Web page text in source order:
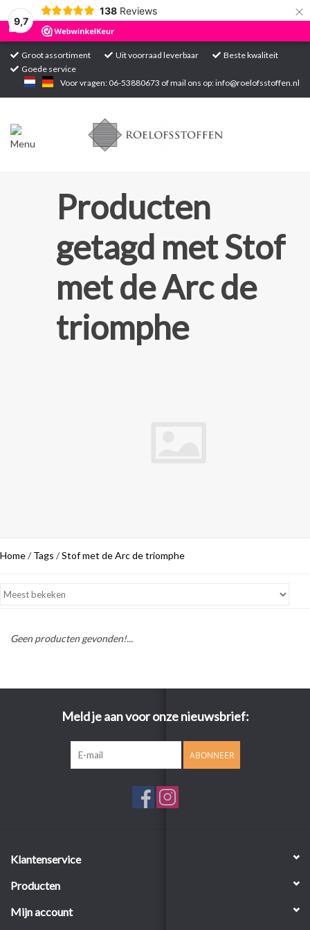
9,7
138 Reviews ×
Groot assortiment Uit voorraad leverbaar
Beste kwaliteit
Goede service
Voor vragen: 06-53880673 of mail ons op:info@roelofsstoffen.nl
Home
Producten
getagd met Stof
met de Arc de
triomphe
Home/ Tags /Stof met de Arc de triomphe
Geen producten gevonden!...
Meld je aan voor onze nieuwsbrief:
ABONNEER
Klantenservice
Producten
Mijn account